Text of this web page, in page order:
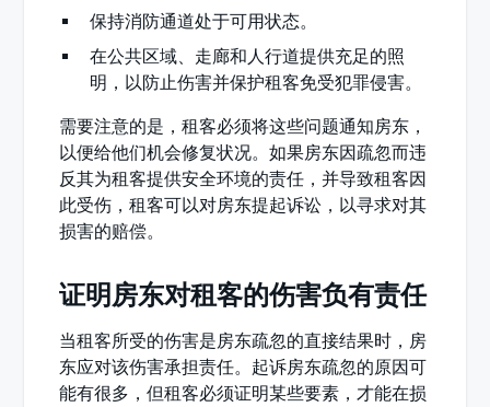
保持消防通道处于可用状态。
在公共区域、走廊和人行道提供充足的照
明，以防止伤害并保护租客免受犯罪侵害。
需要注意的是，租客必须将这些问题通知房东，
以便给他们机会修复状况。如果房东因疏忽而违
反其为租客提供安全环境的责任，并导致租客因
此受伤，租客可以对房东提起诉讼，以寻求对其
损害的赔偿。
证明房东对租客的伤害负有责任
当租客所受的伤害是房东疏忽的直接结果时，房
东应对该伤害承担责任。起诉房东疏忽的原因可
能有很多，但租客必须证明某些要素，才能在损